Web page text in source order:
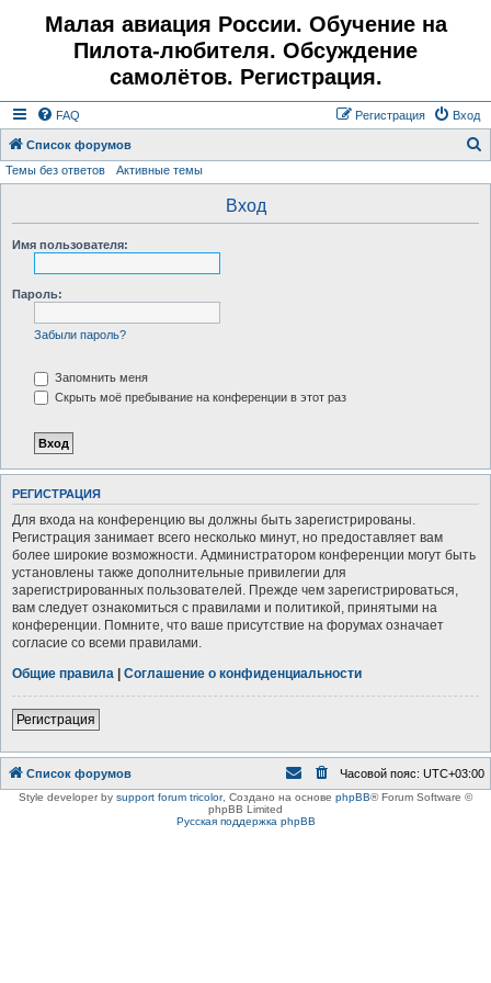
Малая авиация России. Обучение на
Пилота-любителя. Обсуждение
самолётов. Регистрация.
FAQ Вход
Регистрация
Список форумов
Темы без ответов Активные темы
Вход
Имя пользователя:
Пароль:
Забыли пароль?
Запомнить меня
Скрыть моё пребывание на конференции в этот раз
РЕГИСТРАЦИЯ
Для входа на конференцию вы должны быть зарегистрированы.
Регистрация занимает всего несколько минут, но предоставляет вам
более широкие возможности. Администратором конференции могут быть
установлены также дополнительные привилегии для
зарегистрированных пользователей. Прежде чем зарегистрироваться,
вам следует ознакомиться с правилами и политикой, принятыми на
конференции. Помните, что ваше присутствие на форумах означает
согласие со всеми правилами.
Общие правила | Соглашение о конфиденциальности
Регистрация
Список форумов Часовой пояс: UTC+03:00
Style developer by support forum tricolor, Создано на основе phpBB® Forum Software ©
phpBB Limited
Русская поддержка phpBB